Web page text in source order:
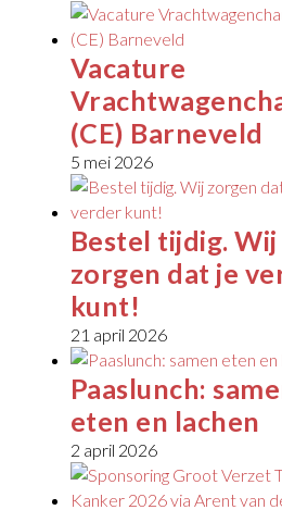
Vacature
(CE) Barneveld
5 mei 2026
Bestel tijdig. Wij
zorgen dat je
kunt!
21 april 2026
Paaslunch:
eten en lachen
2 april 2026